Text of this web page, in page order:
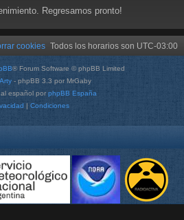
Regresamos pronto!
Todos los horarios son UTC-03:00
cookies
® Forum Software © phpBB Limited
Arty - phpBB 3.3 por MrGaby
español por phpBB España
| Condiciones